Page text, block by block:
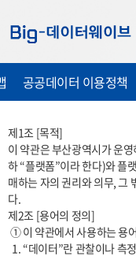
가
기
가
기
가
기
공공데이터 이용정책
제1조 [목적]
이 약관은 부산광역시가 운
하 “플랫폼”이라 한다)와 플
매하는 자의 권리와 의무, 그
다.
제2조 [용어의 정의]